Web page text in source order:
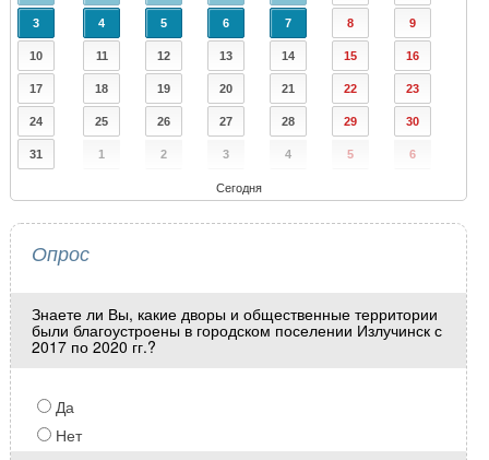
3 4 5 6 7 8 9
10 11 12 13 14 15 16
17 18 19 20 21 22 23
24 25 26 27 28 29 30
31 1 2 3 4 5 6
Сегодня
Опрос
Знаете ли Вы, какие дворы и общественные территории
были благоустроены в городском поселении Излучинск с
2017 по 2020 гг.?
Да
Нет